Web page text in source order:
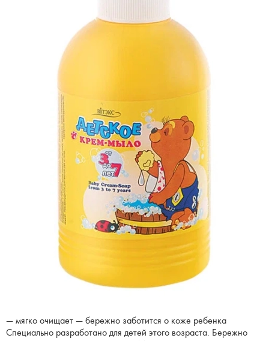
— мягко очищает — бережно заботится о коже ребенка
Специально разработано для детей этого возраста. Бережно